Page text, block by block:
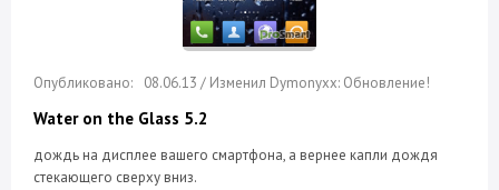
08.06.13 / Изменил Dymonyxx: Обновление!
Water on the Glass 5.2
дождь на дисплее вашего смартфона, а вернее капли дождя
стекающего сверху вниз.